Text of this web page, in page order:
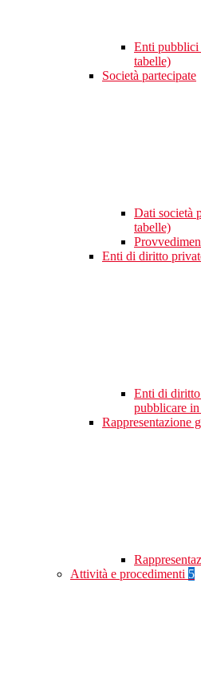
Enti pubblici
tabelle)
Società partecipate
Dati società
tabelle)
Enti di diritto
Enti di
pubblicare
Rappresentazione
Attività e procedimenti 5